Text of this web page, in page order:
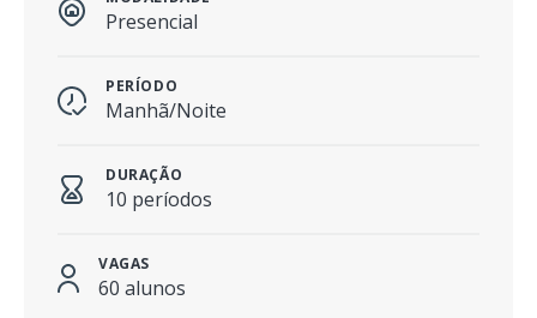
Presencial
PERÍODO
Manhã/Noite
DURAÇÃO
10 períodos
VAGAS
60 alunos